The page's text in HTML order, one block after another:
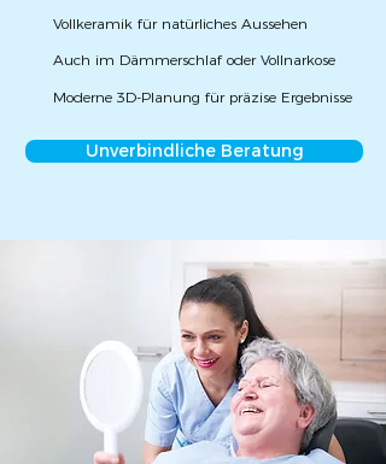
Vollkeramik für natürliches Aussehen
Auch im Dämmerschlaf oder Vollnarkose
Moderne 3D-Planung für präzise Ergebnisse
Unverbindliche Beratung